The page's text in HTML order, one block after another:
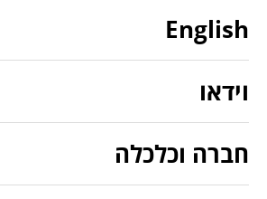
English
וידאו
חברה וכלכלה